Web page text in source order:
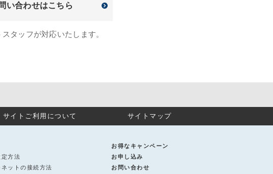
い合わせはこちら
タッフが対応いたします。
サイトご利用について サイトマップ
方法
ネットの接続方法
お得なキャンペーン
お申し込み
お問い合わせ